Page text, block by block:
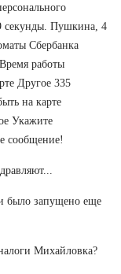
секунды. Пушкина, 4
Сбербанка
работы
Другое 335
на карте
Укажите
сообщение!
было запущено еще
Михайловка?